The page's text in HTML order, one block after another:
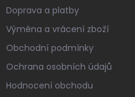
Doprava a platby
Výměna a vrácení zboží
Obchodní podmínky
Ochrana osobních údajů
Hodnocení obchodu